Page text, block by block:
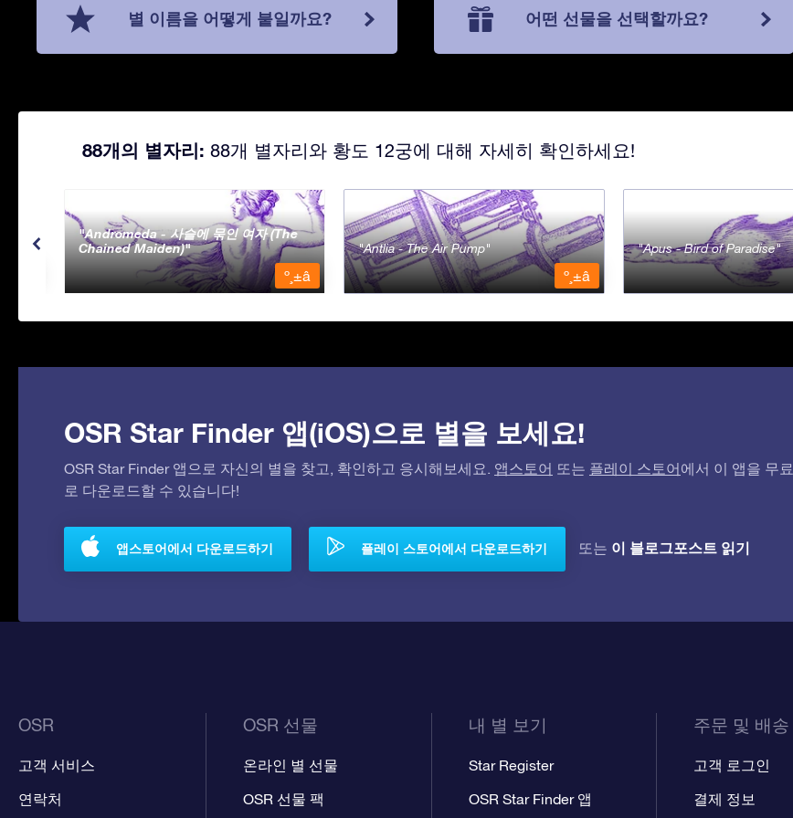
별 이름을 어떻게 붙일까요? 어떤 선물을 선택할까요?
88개의 별자리: 88개 별자리와 황도 12궁에 대해 자세히 확인하세요!
Andromeda - 사슬에 묶인 여자 (The
Chained Maiden)
º¸±â
Antlia - The Air Pump
º¸±â
Apus - Bird of Paradise
OSR Star Finder 앱(iOS)으로 별을 보세요!
OSR Star Finder 앱으로 자신의 별을 찾고, 확인하고 응시해보세요. 앱스토어 또는 플레이 스토어에서 이 앱을 무료
로 다운로드할 수 있습니다!
앱스토어에서 다운로드하기 플레이 스토어에서 다운로드하기 또는 이 블로그포스트 읽기
OSR
고객 서비스
연락처
OSR 선물
온라인 별 선물
OSR 선물 팩
내 별 보기
Star Register
OSR Star Finder 앱
주문 및 배송
고객 로그인
결제 정보